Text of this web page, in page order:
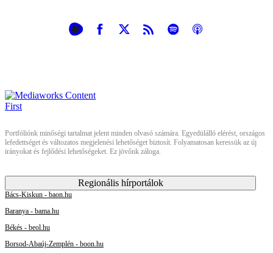
Portfóliónk minőségi tartalmat jelent minden olvasó számára. Egyedülálló elérést, országos
lefedettséget és változatos megjelenési lehetőséget biztosít. Folyamatosan keressük az új
irányokat és fejlődési lehetőségeket. Ez jövőnk záloga.
Regionális hírportálok
Bács-Kiskun - baon.hu
Baranya - bama.hu
Békés - beol.hu
Borsod-Abaúj-Zemplén - boon.hu